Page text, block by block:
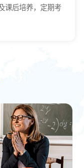
课后培养，定期考